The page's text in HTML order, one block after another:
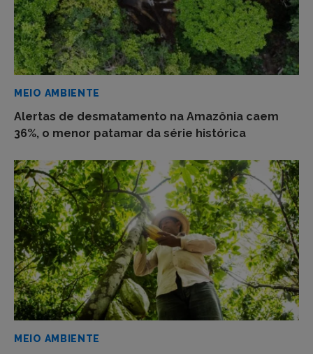
MEIO AMBIENTE
Alertas de desmatamento na Amazônia caem
36%, o menor patamar da série histórica
MEIO AMBIENTE